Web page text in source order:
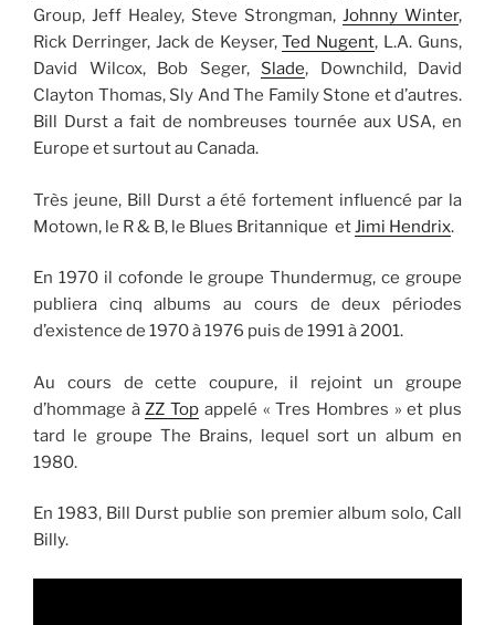
Group, Jeff Healey, Steve Strongman, Johnny Winter,
Rick Derringer, Jack de Keyser,Ted Nugent, L.A. Guns,
David Wilcox, Bob Seger, Slade, Downchild, David
Clayton Thomas, Sly And The Family Stone et d’autres.
Bill Durst a fait de nombreuses tournée aux USA, en
Europe et surtout au Canada.
Très jeune, Bill Durst a été fortement influencé par la
Motown, le R & B, le Blues Britannique et Jimi Hendrix.
En 1970 il cofonde le groupe Thundermug, ce groupe
publiera cinq albums au cours de deux périodes
d’existence de 1970 à 1976 puis de 1991 à 2001.
Au cours de cette coupure, il rejoint un groupe
d’hommage à ZZ Top appelé « Tres Hombres » et plus
tard le groupe The Brains, lequel sort un album en
1980.
En 1983, Bill Durst publie son premier album solo, Call
Billy.